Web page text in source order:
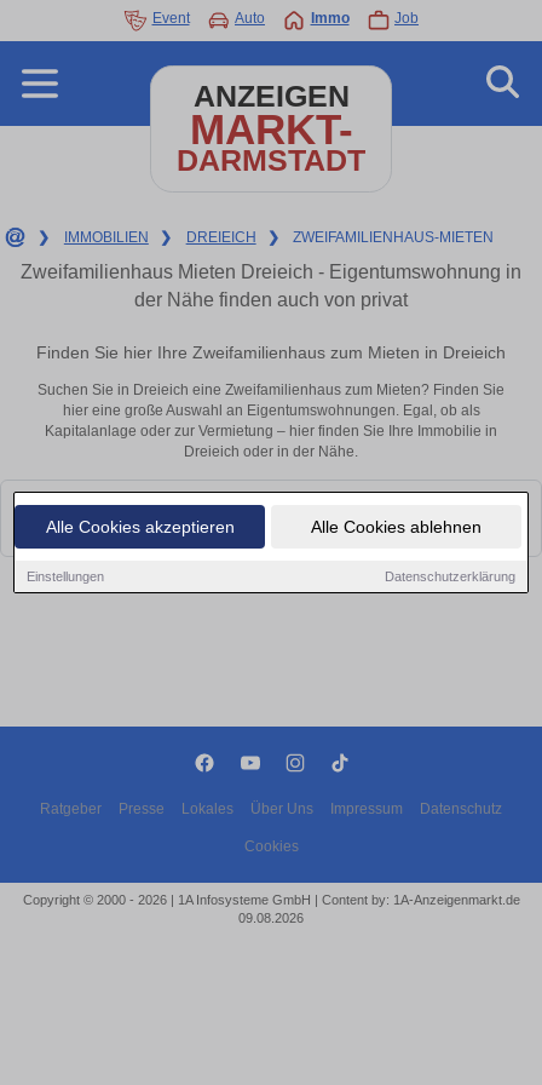
Alle Cookies akzeptieren Alle Cookies ablehnen
Einstellungen Datenschutzerklärung
Event Auto Immo Job
ANZEIGEN
MARKT-
DARMSTADT
❯ IMMOBILIEN ❯ DREIEICH ❯ ZWEIFAMILIENHAUS-MIETEN
Zweifamilienhaus Mieten Dreieich - Eigentumswohnung in
der Nähe finden auch von privat
Finden Sie hier Ihre Zweifamilienhaus zum Mieten in Dreieich
Suchen Sie in Dreieich eine Zweifamilienhaus zum Mieten? Finden Sie
hier eine große Auswahl an Eigentumswohnungen. Egal, ob als
Kapitalanlage oder zur Vermietung – hier finden Sie Ihre Immobilie in
Dreieich oder in der Nähe.
Leider konnten wir derzeit keine passenden Objekte finden. Schauen Sie
bald wieder vorbei!
Ratgeber Presse Lokales Über Uns Impressum Datenschutz
Cookies
Copyright © 2000 - 2026 | 1A Infosysteme GmbH | Content by: 1A-Anzeigenmarkt.de
09.08.2026